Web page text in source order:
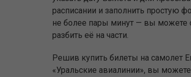
расписании и заполнить простую
не более пары минут — вы можете
разбить её на части.
Решив купить билеты на самолет
«Уральские авиалинии», вы